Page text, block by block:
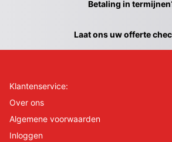
Betaling in
Laat ons uw offerte
Klantenservice:
Over ons
Algemene voorwaarden
Inloggen